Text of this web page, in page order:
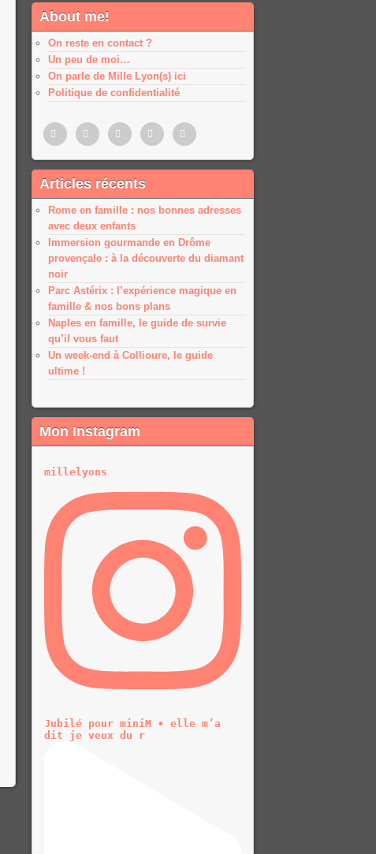
About me!
On reste en contact ?
Un peu de moi…
On parle de Mille Lyon(s) ici
Politique de confidentialité
PinterestTwitter FacebookGoogle
plus
Google
Articles récents
Rome en famille : nos bonnes adresses
avec deux enfants
Immersion gourmande en Drôme
provençale : à la découverte du diamant
noir
Parc Astérix : l’expérience magique en
famille & nos bons plans
Naples en famille, le guide de survie
qu’il vous faut
Un week-end à Collioure, le guide
ultime !
Mon Instagram
millelyons
Jubilé pour miniM • elle m’a
dit je veux du r